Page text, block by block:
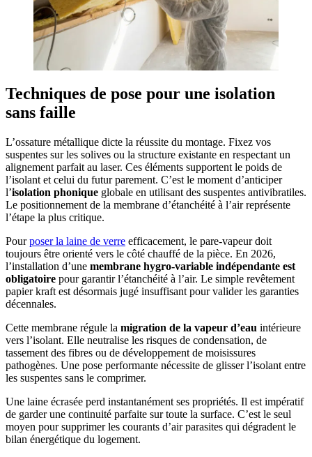
Techniques de pose pour une isolation
sans faille
L’ossature métallique dicte la réussite du montage. Fixez vos
suspentes sur les solives ou la structure existante en respectant un
alignement parfait au laser. Ces éléments supportent le poids de
l’isolant et celui du futur parement. C’est le moment d’anticiper
l’isolation phonique globale en utilisant des suspentes antivibratiles.
Le positionnement de la membrane d’étanchéité à l’air représente
l’étape la plus critique.
Pourposer la laine de verre efficacement, le pare-vapeur doit
toujours être orienté vers le côté chauffé de la pièce. En 2026,
l’installation d’une membrane hygro-variable indépendante est
obligatoire pour garantir l’étanchéité à l’air. Le simple revêtement
papier kraft est désormais jugé insuffisant pour valider les garanties
décennales.
Cette membrane régule la migration de la vapeur d’eau intérieure
vers l’isolant. Elle neutralise les risques de condensation, de
tassement des fibres ou de développement de moisissures
pathogènes. Une pose performante nécessite de glisser l’isolant entre
les suspentes sans le comprimer.
Une laine écrasée perd instantanément ses propriétés. Il est impératif
de garder une continuité parfaite sur toute la surface. C’est le seul
moyen pour supprimer les courants d’air parasites qui dégradent le
bilan énergétique du logement.